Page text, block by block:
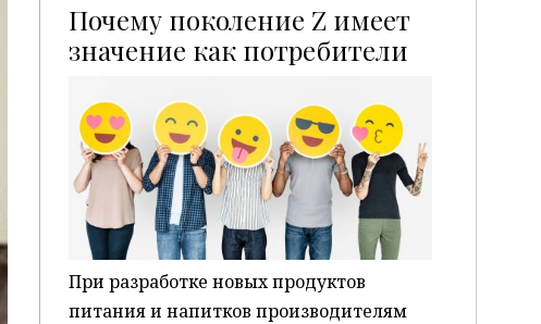
Почему поколение Z имеет
значение как потребители
P
При разработке новых продуктов
питания и напитков производителям